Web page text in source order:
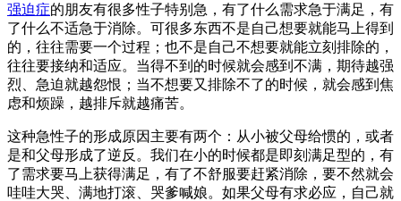
强迫症的朋友有很多性子特别急，有了什么需求急于满足，有
了什么不适急于消除。可很多东西不是自己想要就能马上得到
的，往往需要一个过程；也不是自己不想要就能立刻排除的，
往往要接纳和适应。当得不到的时候就会感到不满，期待越强
烈、急迫就越怨恨；当不想要又排除不了的时候，就会感到焦
虑和烦躁，越排斥就越痛苦。
这种急性子的形成原因主要有两个：从小被父母给惯的，或者
是和父母形成了逆反。我们在小的时候都是即刻满足型的，有
了需求要马上获得满足，有了不舒服要赶紧消除，要不然就会
哇哇大哭、满地打滚、哭爹喊娘。如果父母有求必应，自己就